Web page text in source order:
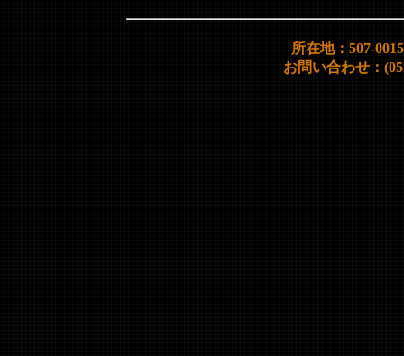
所在地：507-
お問い合わせ：